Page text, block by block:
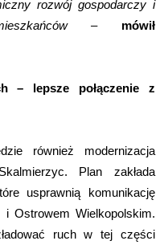
rozwój gospodarczy i
–
mówił
– lepsze połączenie z
również modernizacja
Plan zakłada
usprawnią komunikację
Ostrowem Wielkopolskim.
ruch w tej części